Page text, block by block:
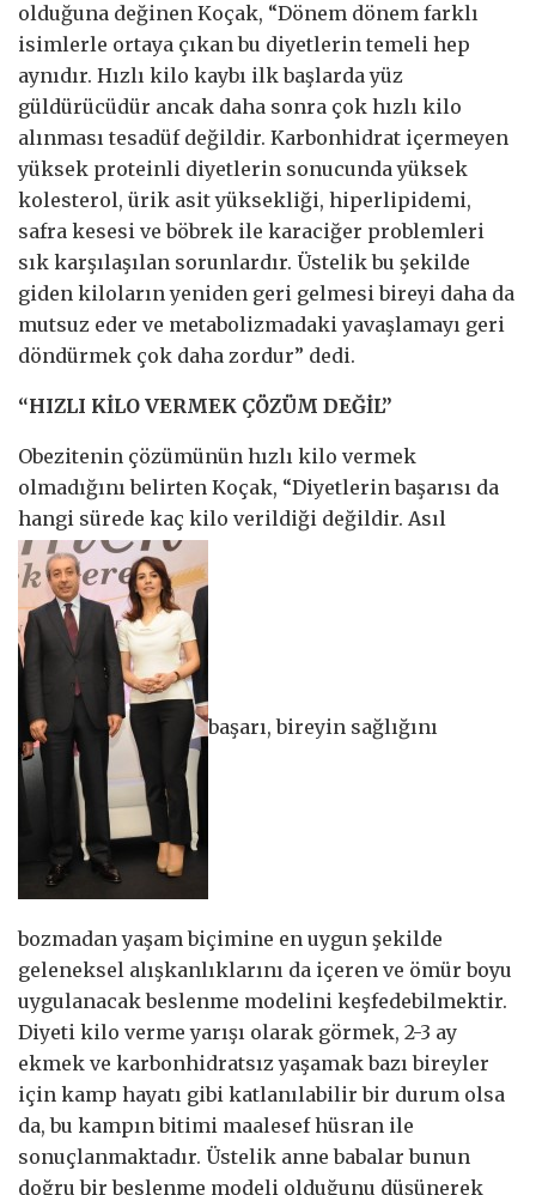
olduğuna değinen Koçak, “Dönem dönem farklı
isimlerle ortaya çıkan bu diyetlerin temeli hep
aynıdır. Hızlı kilo kaybı ilk başlarda yüz
güldürücüdür ancak daha sonra çok hızlı kilo
alınması tesadüf değildir. Karbonhidrat içermeyen
yüksek proteinli diyetlerin sonucunda yüksek
kolesterol, ürik asit yüksekliği, hiperlipidemi,
safra kesesi ve böbrek ile karaciğer problemleri
sık karşılaşılan sorunlardır. Üstelik bu şekilde
giden kiloların yeniden geri gelmesi bireyi daha da
mutsuz eder ve metabolizmadaki yavaşlamayı geri
döndürmek çok daha zordur” dedi.
“HIZLI KİLO VERMEK ÇÖZÜM DEĞİL”
Obezitenin çözümünün hızlı kilo vermek
olmadığını belirten Koçak, “Diyetlerin başarısı da
hangi sürede kaç kilo verildiği değildir. Asıl
başarı, bireyin sağlığını
bozmadan yaşam biçimine en uygun şekilde
geleneksel alışkanlıklarını da içeren ve ömür boyu
uygulanacak beslenme modelini keşfedebilmektir.
Diyeti kilo verme yarışı olarak görmek, 2-3 ay
ekmek ve karbonhidratsız yaşamak bazı bireyler
için kamp hayatı gibi katlanılabilir bir durum olsa
da, bu kampın bitimi maalesef hüsran ile
sonuçlanmaktadır. Üstelik anne babalar bunun
doğru bir beslenme modeli olduğunu düşünerek